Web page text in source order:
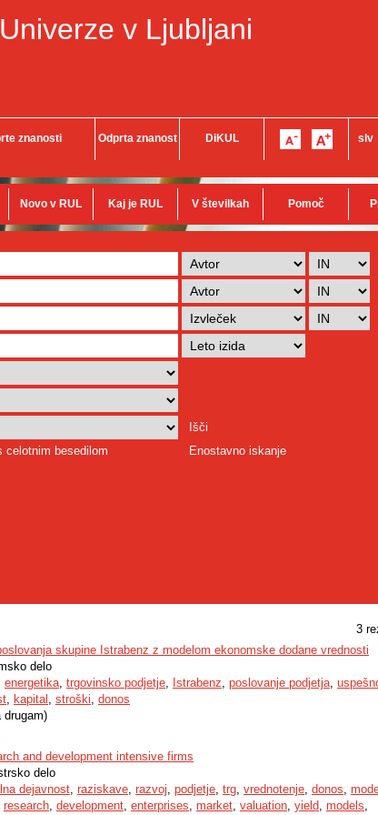
v Ljubljani
znanosti Odprta znanost DiKUL slv
Novo v RUL Kaj je RUL V številkah Pomoč
Išči
celotnim besedilom
Enostavno iskanje
3
skupine Istrabenz z modelom ekonomske dodane vrednosti
delo
energetika, trgovinsko podjetje, Istrabenz, poslovanje podjetja,
, kapital , stroški, donos
drugam)
and development intensive firms
delo
dejavnost, raziskave, razvoj, podjetje, trg, vrednotenje, donos,
research, development, enterprises, market, valuation, yield, models,